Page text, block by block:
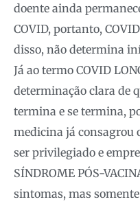
doente ainda
COVID, portanto,
disso, não determina
Já ao termo COVID
determinação clara de
termina e se termina,
medicina já consagrou
ser privilegiado e
SÍNDROME PÓS-
sintomas, mas